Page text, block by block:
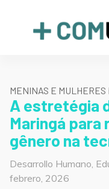
MENINAS E MULHERES
A estretégia
Maringá para
gênero na
Categorías
Desarrollo Humano,
febrero, 2026